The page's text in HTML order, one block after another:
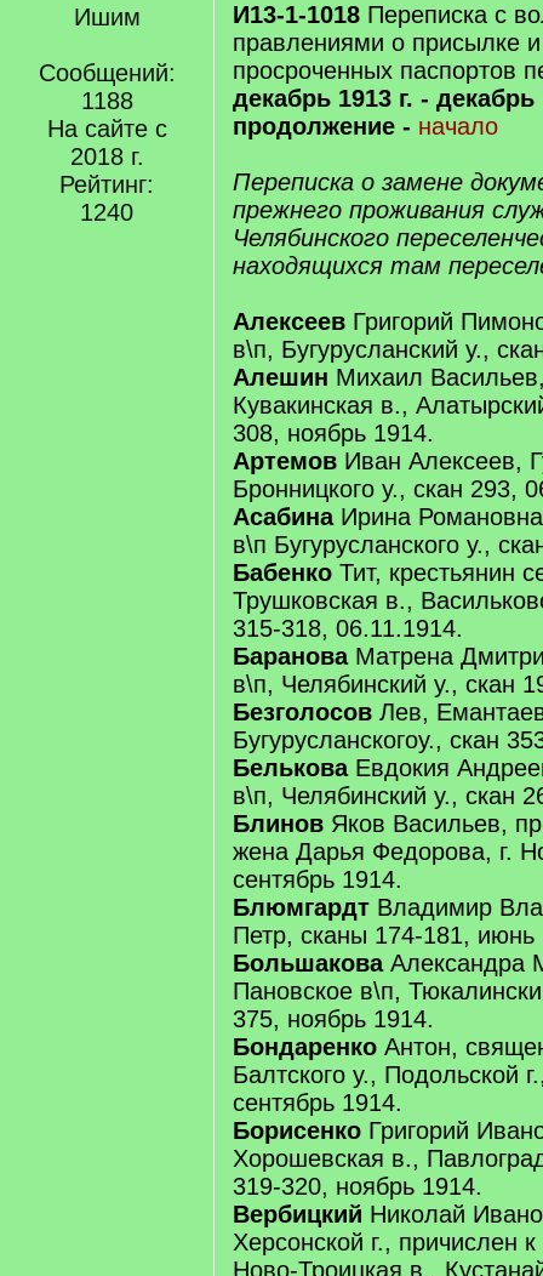
Ишим
Сообщений:
1188
На сайте с
2018 г.
Рейтинг:
1240
И13-1-1018 Переписка с
правлениями о присылке
просроченных паспортов
декабрь 1913 г. - декабрь
продолжение - начало
Переписка о замене
прежнего проживания
Челябинского
находящихся там
Алексеев Григорий
в\п, Бугурусланский у.,
Алешин Михаил
Кувакинская в.,
308, ноябрь 1914.
Артемов Иван Алексеев,
Бронницкого у., скан 293,
АсабинаИрина Романовна
в\п Бугурусланского у.,
Бабенко Тит, крестьянин
Трушковская в.,
315-318, 06.11.1914.
БарановаМатрена
в\п, Челябинский у., скан
Безголосов Лев,
Бугурусланскогоу., скан
БельковаЕвдокия
в\п, Челябинский у., скан
Блинов Яков Васильев,
жена Дарья Федорова, г.
сентябрь 1914.
Блюмгардт Владимир
Петр, сканы 174-181, июнь
БольшаковаАлександра
Пановское в\п,
375, ноябрь 1914.
Бондаренко Антон,
Балтского у., Подольской
сентябрь 1914.
Борисенко Григорий
Хорошевская в.,
319-320, ноябрь 1914.
Вербицкий Николай
Херсонской г., причислен
Ново-Троицкая в.,